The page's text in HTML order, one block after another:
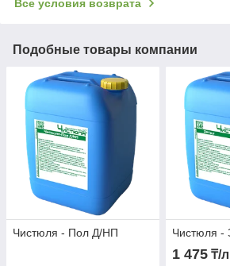
Все условия возврата
Подобные товары компании
Чистюля - Пол Д/НП Чистюля -
1 475₸/л